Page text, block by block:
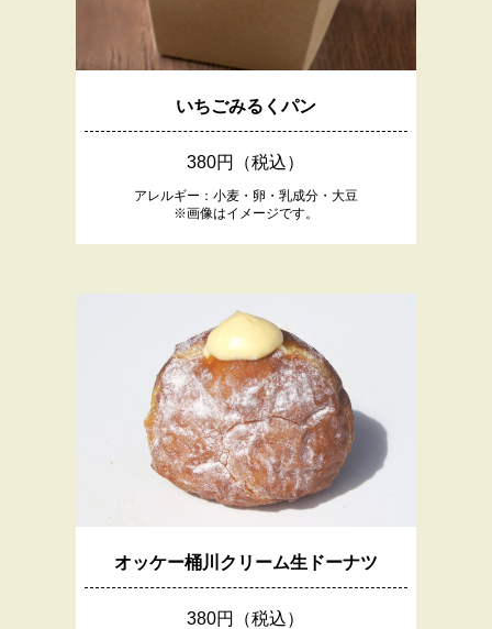
いちごみるくパン
380円（税込）
アレルギー：小麦・卵・乳成分・大豆
※画像はイメージです。
オッケー桶川クリーム生ドーナツ
380円（税込）